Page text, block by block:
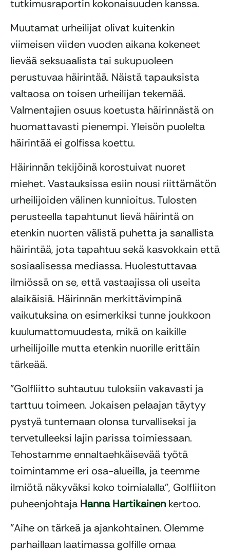
tutkimusraportin kokonaisuuden kanssa.
Muutamat urheilijat olivat kuitenkin
viimeisen viiden vuoden aikana kokeneet
lievää seksuaalista tai sukupuoleen
perustuvaa häirintää. Näistä tapauksista
valtaosa on toisen urheilijan tekemää.
Valmentajien osuus koetusta häirinnästä on
huomattavasti pienempi. Yleisön puolelta
häirintää ei golfissa koettu.
Häirinnän tekijöinä korostuivat nuoret
miehet. Vastauksissa esiin nousi riittämätön
urheilijoiden välinen kunnioitus. Tulosten
perusteella tapahtunut lievä häirintä on
etenkin nuorten välistä puhetta ja sanallista
häirintää, jota tapahtuu sekä kasvokkain että
sosiaalisessa mediassa. Huolestuttavaa
ilmiössä on se, että vastaajissa oli useita
alaikäisiä. Häirinnän merkittävimpinä
vaikutuksina on esimerkiksi tunne joukkoon
kuulumattomuudesta, mikä on kaikille
urheilijoille mutta etenkin nuorille erittäin
tärkeää.
”Golfliitto suhtautuu tuloksiin vakavasti ja
tarttuu toimeen. Jokaisen pelaajan täytyy
pystyä tuntemaan olonsa turvalliseksi ja
tervetulleeksi lajin parissa toimiessaan.
Tehostamme ennaltaehkäisevää työtä
toimintamme eri osa-alueilla, ja teemme
ilmiötä näkyväksi koko toimialalla”, Golfliiton
puheenjohtaja Hanna Hartikainenkertoo.
”Aihe on tärkeä ja ajankohtainen. Olemme
parhaillaan laatimassa golfille omaa